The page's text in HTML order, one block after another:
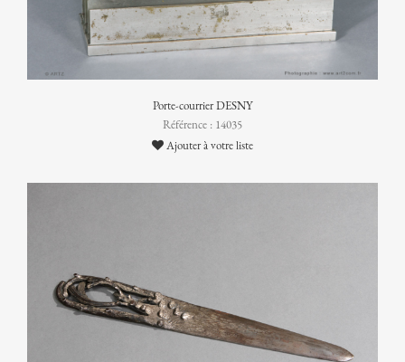
Porte-courrier DESNY
Référence : 14035
Ajouter à votre liste